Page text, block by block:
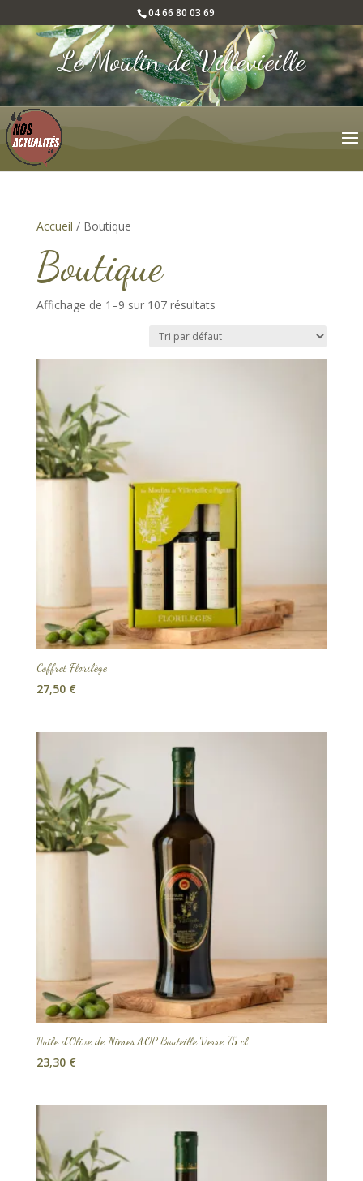
04 66 80 03 69
Le Moulin de Villevieille
Accueil / Boutique
Boutique
Affichage de 1–9 sur 107 résultats
Coffret Florilège
27,50 €
Huile d’Olive de Nîmes AOP Bouteille Verre 75 cl
23,30 €